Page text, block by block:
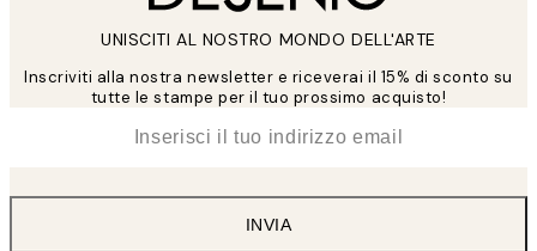
UNISCITI AL NOSTRO MONDO DELL'ARTE
Inscriviti alla nostra newsletter e riceverai il 15% di sconto su
tutte le stampe per il tuo prossimo acquisto!
INVIA